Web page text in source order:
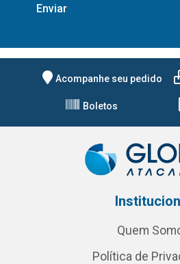
Acompanhe seu pedido
Boletos
Quem
Política de